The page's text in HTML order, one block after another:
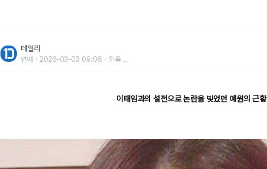
데일리
연예 2026-03-03 09:06 읽음 ...
이태임과의 설전으로 논란을 빚었던 예원의 근황